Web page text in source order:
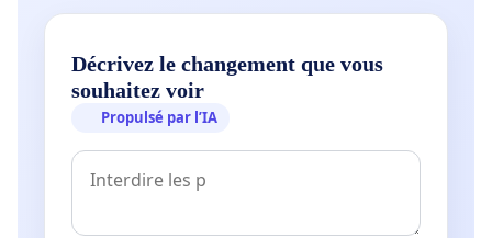
Décrivez le changement que vous
souhaitez voir
Propulsé par l’IA